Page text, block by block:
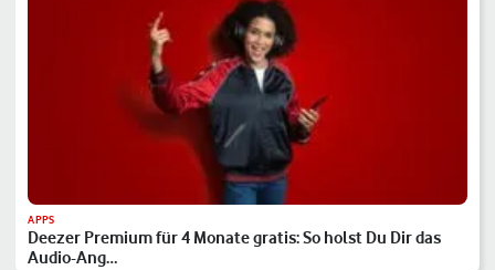
APPS
Deezer Premium für 4 Monate gratis: So holst Du Dir das
Audio-Ang…